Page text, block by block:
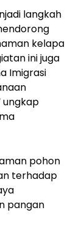
langkah
kelapa
ini juga
Imigrasi
ungkap
pohon
terhadap
pangan